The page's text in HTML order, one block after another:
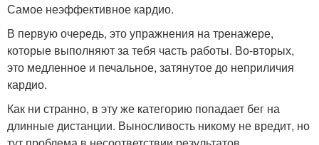
Самое неэффективное кардио.
В первую очередь, это упражнения на тренажере,
которые выполняют за тебя часть работы. Во-вторых,
это медленное и печальное, затянутое до неприличия
кардио.
Как ни странно, в эту же категорию попадает бег на
длинные дистанции. Выносливость никому не вредит, но